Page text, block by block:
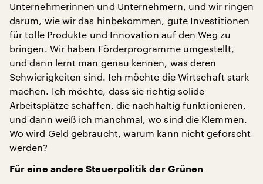
Unternehmerinnen und Unternehmern, und wir ringen
darum, wie wir das hinbekommen, gute Investitionen
für tolle Produkte und Innovation auf den Weg zu
bringen. Wir haben Förderprogramme umgestellt,
und dann lernt man genau kennen, was deren
Schwierigkeiten sind. Ich möchte die Wirtschaft stark
machen. Ich möchte, dass sie richtig solide
Arbeitsplätze schaffen, die nachhaltig funktionieren,
und dann weiß ich manchmal, wo sind die Klemmen.
Wo wird Geld gebraucht, warum kann nicht geforscht
werden?
Für eine andere Steuerpolitik der Grünen